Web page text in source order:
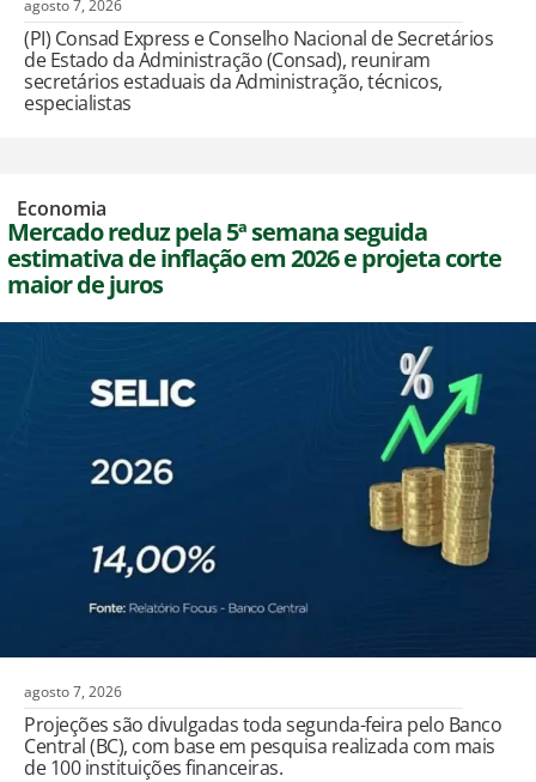
agosto 7, 2026
(PI) Consad Express e Conselho Nacional de Secretários
de Estado da Administração (Consad), reuniram
secretários estaduais da Administração, técnicos,
especialistas
Economia
Mercado reduz pela 5ª semana seguida
estimativa de inflação em 2026 e projeta corte
maior de juros
agosto 7, 2026
Projeções são divulgadas toda segunda-feira pelo Banco
Central (BC), com base em pesquisa realizada com mais
de 100 instituições financeiras.